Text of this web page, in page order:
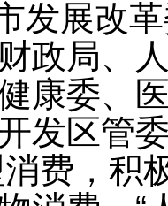
发展改
政局、
康委、
发区管
费，积